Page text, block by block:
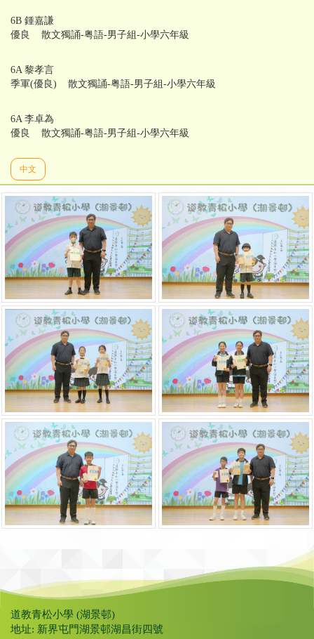
6B 鍾嘉謙
優良 散文獨誦-粤語-男子組-小學六年級
6A 黎孝言
季軍(優良) 散文獨誦-粤語-男子組-小學六年級
6A 李卓為
優良 散文獨誦-粤語-男子組-小學六年級
中文
道教青松小學 (湖景邨)
地址: 新界屯門湖景邨湖昌街四號